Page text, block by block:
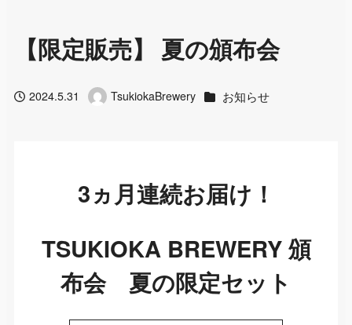
【限定販売】 夏の頒布会
投稿日2024.5.31
著
TsukiokaBrewery カテゴリー
お知らせ
3ヵ月連続お届け！
TSUKIOKA BREWERY 頒
布会 夏の限定セット